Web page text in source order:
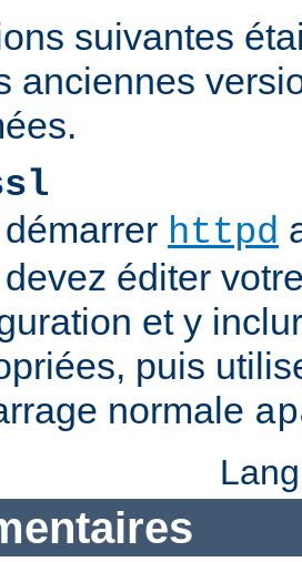
suivantes
anciennes
httpd
éditer
et y
puis
normale